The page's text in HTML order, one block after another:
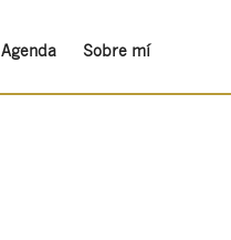
Agenda Sobre mí